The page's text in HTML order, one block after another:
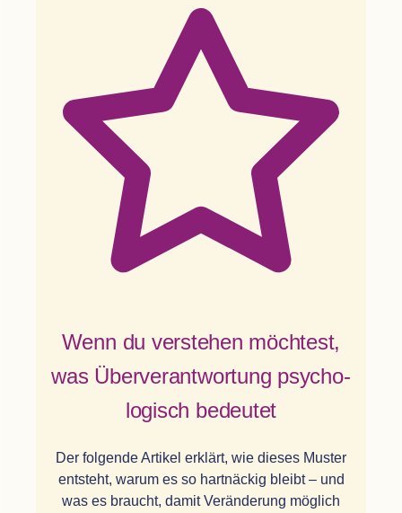
Wenn du ver­ste­hen möch­test,
was Über­ver­ant­wor­tung psy­cho­
lo­gisch bedeutet
Der fol­gende Arti­kel erklärt, wie die­ses Mus­ter
ent­steht, warum es so hart­nä­ckig bleibt – und
was es braucht, damit Ver­än­de­rung mög­lich